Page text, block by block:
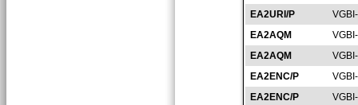
EA2URI/P
EA2AQM
EA2AQM
EA2ENC/P
EA2ENC/P